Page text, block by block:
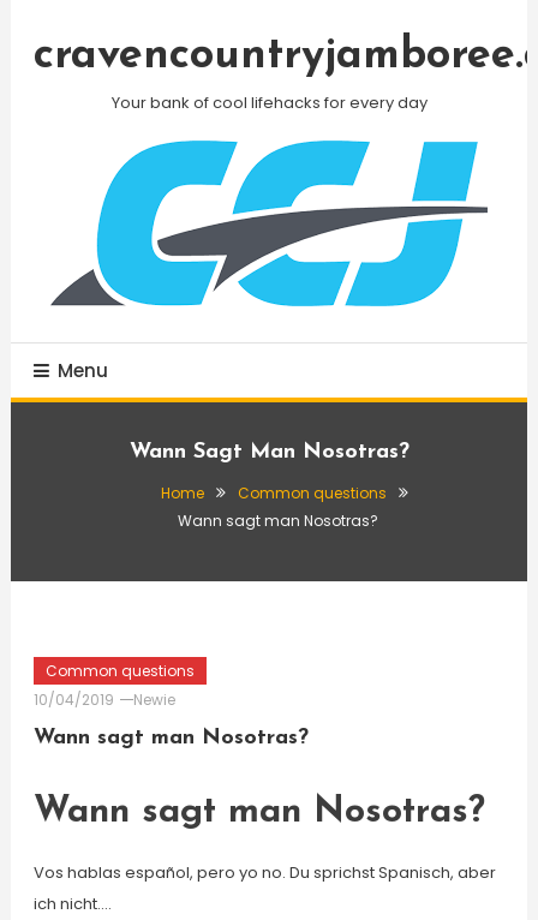
Your bank of cool lifehacks for every day
Menu
Wann Sagt Man Nosotras?
Home
Common questions
Wann sagt man Nosotras?
Common questions
10/04/2019
Newie
Wann sagt man Nosotras?
Wann sagt man Nosotras?
Vos hablas español, pero yo no. Du sprichst Spanisch, aber
ich nicht….